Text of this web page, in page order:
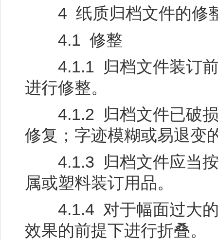
4 纸质归档文件的修整
4.1 修整
4.1.1 归档文件装订前
进行修整。
4.1.2 归档文件已破损
修复；字迹模糊或易退变
4.1.3 归档文件应当按
属或塑料装订用品。
4.1.4 对于幅面过大的
效果的前提下进行折叠。